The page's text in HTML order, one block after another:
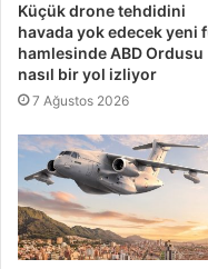
Küçük drone tehdidini
havada yok edecek yeni
hamlesinde ABD Ordusu
nasıl bir yol izliyor
7 Ağustos 2026